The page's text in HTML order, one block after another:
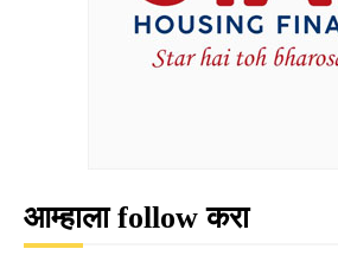
आम्हाला follow करा